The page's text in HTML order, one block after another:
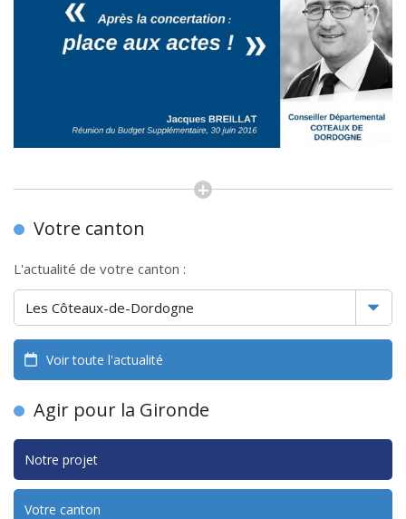
Votre canton
L'actualité de votre canton :
Voir toute l'actualité
Agir pour la Gironde
Notre projet
Votre canton